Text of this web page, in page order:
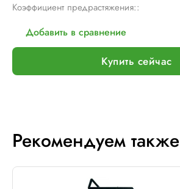
Коэффициент предрастяжения::
Добавить в сравнение
Купить сейчас
Рекомендуем также